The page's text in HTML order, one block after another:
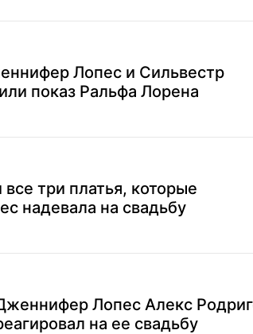
Лопес и Сильвестр
показ Ральфа Лорена
три платья, которые
надевала на свадьбу
Лопес Алекс
на ее свадьбу